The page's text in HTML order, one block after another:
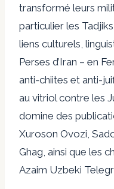
transformé leurs
particulier les
liens culturels,
Perses d’Iran – en
anti-chiites et anti-
au vitriol contre les
domine des
Xuroson Ovozi,
Ghag, ainsi que les
Azaim Uzbeki